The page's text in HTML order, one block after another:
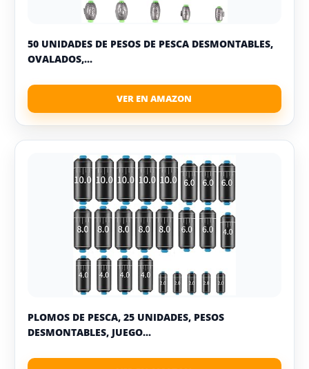
50 UNIDADES DE PESOS DE PESCA DESMONTABLES,
OVALADOS,...
PLOMOS DE PESCA, 25 UNIDADES, PESOS
DESMONTABLES, JUEGO...